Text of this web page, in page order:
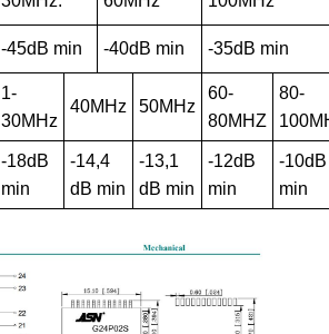
-45dB min -40dB min -35dB min
1-
30MHz
40MHz 50MHz
60-
80MHZ
80-
-18dB
min
-14,4
dB min
-13,1
dB min
-12dB
min
-10dB
min